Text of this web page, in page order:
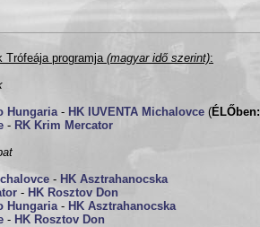
Trófeája programja (magyar idő szerint):
Hungaria- HK IUVENTA Michalovce (ÉLŐben:
- RK Krim Mercator
- HK Asztrahanocska
- HK Rosztov Don
Hungaria- HK Asztrahanocska
- HK Rosztov Don